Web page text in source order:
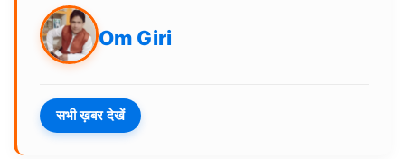
Om Giri
सभी ख़बर देखें